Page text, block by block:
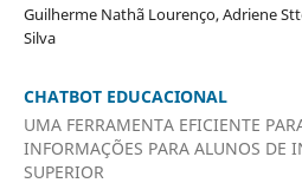
Guilherme Nathã Lourenço, Adriene
Silva
CHATBOT EDUCACIONAL
UMA FERRAMENTA EFICIENTE
INFORMAÇÕES PARA ALUNOS DE
SUPERIOR